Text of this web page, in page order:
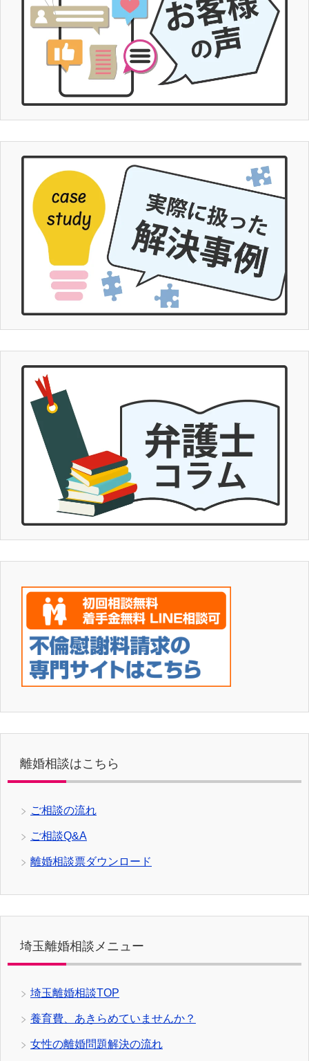
離婚相談はこちら
ご相談の流れ
ご相談Q&A
離婚相談票ダウンロード
埼玉離婚相談メニュー
埼玉離婚相談TOP
養育費、あきらめていませんか？
女性の離婚問題解決の流れ